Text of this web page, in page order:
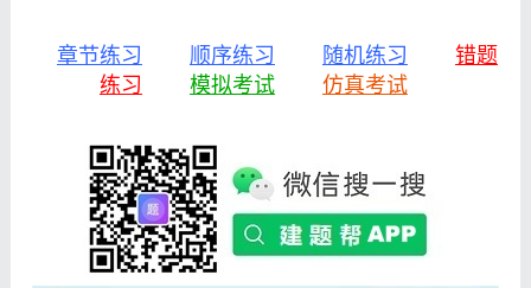
章节练习 顺序练习 随机练习
错题
练习
模拟考试 仿真考试